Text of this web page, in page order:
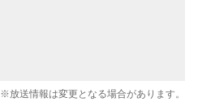
※放送情報は変更となる場合があります。